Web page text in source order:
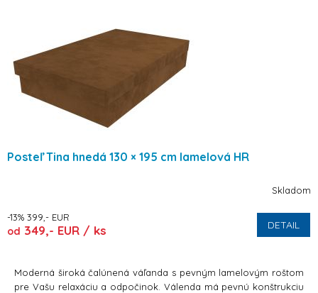
Posteľ Tina hnedá 130 × 195 cm lamelová HR
Skladom
-13% 399,- EUR
od 349,- EUR / ks DETAIL
Moderná široká čalúnená váľanda s pevným lamelovým roštom
pre Vašu relaxáciu a odpočinok. Válenda má pevnú konštrukciu